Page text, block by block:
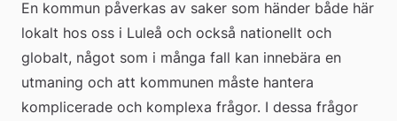
u
n
En kommun påverkas av saker som händer både här
lokalt hos oss i Luleå och också nationellt och
globalt, något som i många fall kan innebära en
utmaning och att kommunen måste hantera
komplicerade och komplexa frågor. I dessa frågor